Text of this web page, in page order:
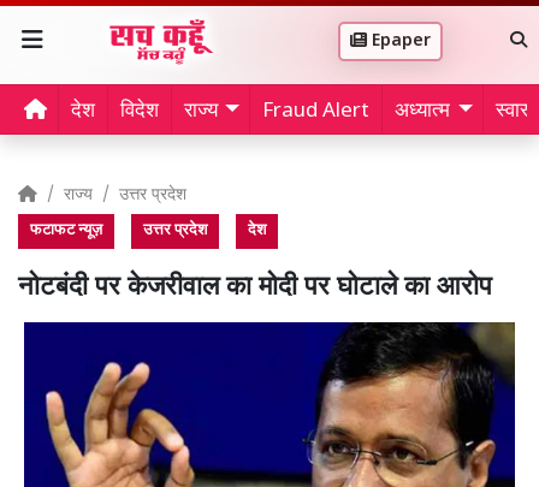
Epaper
देश विदेश राज्य Fraud Alert अध्यात्म
राज्य उत्तर प्रदेश
फटाफट न्यूज़ उत्तर प्रदेश देश
नोटबंदी पर केजरीवाल का मोदी पर घोटाले का आरोप